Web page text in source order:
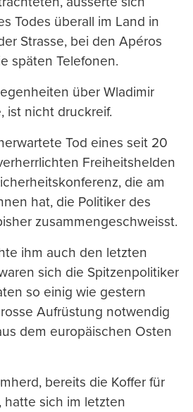
Todes überall im Land in
Strasse, bei den Apéros
späten Telefonen.
über Wladimir
ist nicht druckreif.
Tod eines seit 20
Freiheitshelden
die am
hat, die Politiker des
zusammengeschweisst.
ihm auch den letzten
sich die Spitzenpolitiker
so einig wie gestern
Aufrüstung notwendig
dem europäischen Osten
bereits die Koffer für
sich im letzten